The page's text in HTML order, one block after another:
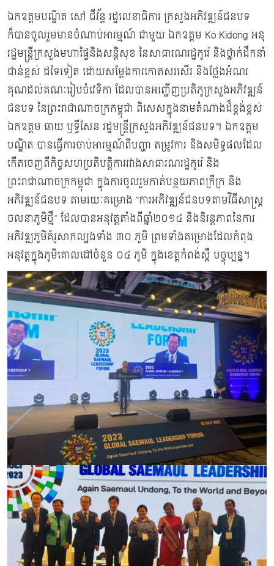
ឯកឧត្ដមបណ្ឌិត សៅ ជីវ័ន្ដ រដ្ឋលេខាធិការ ក្រសួងអភិវឌ្ឍន៍ជនបទ
ក៏បានចូលរួមមានចំណាប់អារម្ម​ណ៍​ ជាមួយ ឯកឧត្តម Ko Kidong អនុ
រដ្ឋមន្ត្រីក្រសួងមហាផ្ទៃនិងសន្តិសុខ នៃសាធារណរដ្ឋកូរ៉េ និងថ្នាក់ដឹកនាំ
ជាន់ខ្ពស់ ដទៃទៀត​ ដោយសម្តែងការកោតសរសើរ និងថ្លែងអំណរ
គុណដល់គណៈរៀបចំវេទិកា ដែលបានអញ្ជើញប្រតិភូក្រសួងអភិវឌ្ឍន៍
ជនបទ នៃព្រះរាជាណាចក្រកម្ពុជា ពិសេសក្នុងនាមតំណាងដ៏ខ្ពង់ខ្ពស់
ឯកឧត្ដម ឆាយ ឫទ្ធីសែន រដ្ឋមន្ត្រីក្រសួងអភិវឌ្ឍន៍ជនបទ។ ឯកឧត្តម
បណ្ឌិត បានធ្វើការចាប់អារម្មណ៍ពីបញ្ហា តម្រូវការ និងសមិទ្ធផលដែល
កើតចេញពីកិច្ចសហប្រតិបត្តិការរវាងសាធារណរដ្ឋកូរ៉េ និង
ព្រះរាជាណាចក្រកម្ពុជា ក្នុងការចូលរួមកាត់បន្ថយភាពក្រីក្រ​ និង
អភិវឌ្ឍន៍ជនបទ តាមរយៈគម្រោង “ការអភិវឌ្ឍន៍ជនបទតាមវិធីសាស្ត្រ
ចលនាភូមិថ្មី” ដែលបានអនុវត្តតាំងពីឆ្នាំ២០១៤ និងនិរន្តភាពនៃការ
អភិវឌ្ឍភូមិគំរូសាកល្បងទាំង ៣០ ភូមិ ព្រមទាំងគម្រោងដែលកំពុង
អនុវត្តក្នុងភូមិគោលដៅចំនួន ០៤ ភូមិ ក្នុងខេត្តកំពង់ស្ពឺ​ បច្ចុប្បន្ន។